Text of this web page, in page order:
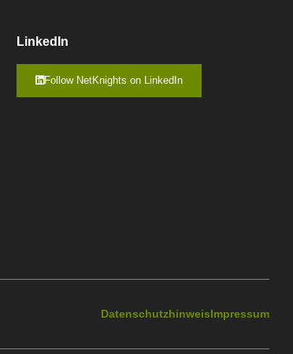
LinkedIn
Follow NetKnights on LinkedIn
DatenschutzhinweisImpressum